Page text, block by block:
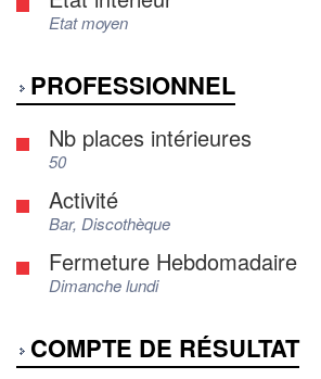
Etat moyen
PROFESSIONNEL
Nb places intérieures
50
Activité
Bar, Discothèque
Fermeture Hebdomadaire
Dimanche lundi
COMPTE DE RÉSULTAT